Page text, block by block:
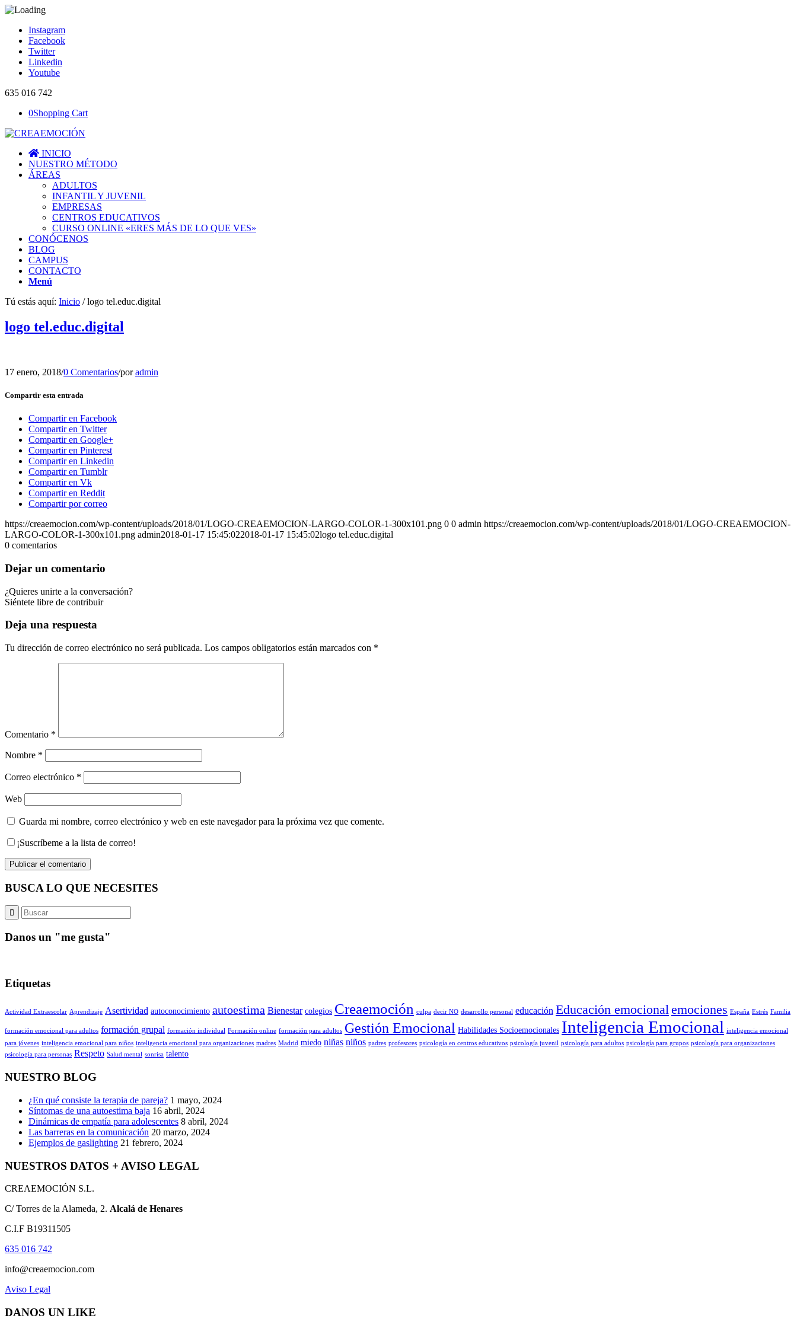
Instagram
Facebook
Twitter
Linkedin
Youtube
635 016 742
0Shopping Cart
INICIO
NUESTRO MÉTODO
ÁREAS
ADULTOS
INFANTIL Y JUVENIL
EMPRESAS
CENTROS EDUCATIVOS
CURSO ONLINE «ERES MÁS DE LO QUE VES»
CONÓCENOS
BLOG
CAMPUS
CONTACTO
Menú
Tú estás aquí: Inicio / logo tel.educ.digital
logo tel.educ.digital
17 enero, 2018/0 Comentarios/poradmin
Compartir esta entrada
Compartir en Facebook
Compartir en Twitter
Compartir en Google+
Compartir en Pinterest
Compartir en Linkedin
Compartir en Tumblr
Compartir en Vk
Compartir en Reddit
Compartir por correo
https://creaemocion.com/wp-content/uploads/2018/01/LOGO-CREAEMOCION-LARGO-COLOR-1-300x101.png 0 0 admin https://creaemocion.com/wp-content/uploads/2018/01/LOGO-CREAEMOCION-
LARGO-COLOR-1-300x101.png admin2018-01-17 15:45:022018-01-17 15:45:02logo tel.educ.digital
0 comentarios
Dejar un comentario
¿Quieres unirte a la conversación?
Siéntete libre de contribuir
Deja una respuesta
Tu dirección de correo electrónico no será publicada. Los campos obligatorios están marcados con *
Comentario *
Nombre *
Correo electrónico *
Web
Guarda mi nombre, correo electrónico y web en este navegador para la próxima vez que comente.
¡Suscríbeme a la lista de correo!
BUSCA LO QUE NECESITES
Danos un "me gusta"
Etiquetas
Actividad Extraescolar Aprendizaje Asertividad autoconocimiento autoestima Bienestar colegios Creaemoción culpa decir NO desarrollo personal educación Educación emocionalemociones España Estrés Familia
formación emocional para adultos formación grupal formación individual Formación online formación para adultos Gestión Emocional Habilidades Socioemocionales Inteligencia Emocional inteligencia emocional
para jóvenes inteligencia emocional para niños inteligencia emocional para organizaciones madres Madrid miedo niñas niños padres profesores psicología en centros educativos psicología juvenil psicología para adultos psicología para grupos psicología para organizaciones
psicología para personas Respeto Salud mental sonrisa talento
NUESTRO BLOG
¿En qué consiste la terapia de pareja? 1 mayo, 2024
Síntomas de una autoestima baja 16 abril, 2024
Dinámicas de empatía para adolescentes 8 abril, 2024
Las barreras en la comunicación 20 marzo, 2024
Ejemplos de gaslighting 21 febrero, 2024
NUESTROS DATOS + AVISO LEGAL
CREAEMOCIÓN S.L.
C/ Torres de la Alameda, 2. Alcalá de Henares
C.I.F B19311505
635 016 742
info@creaemocion.com
Aviso Legal
DANOS UN LIKE